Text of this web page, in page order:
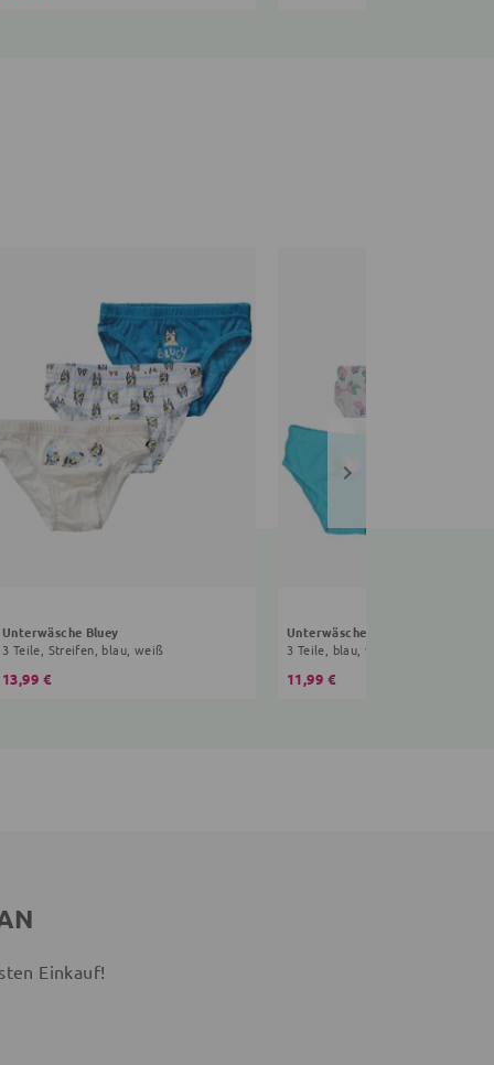
Unterwäsche Bluey
3 Teile, Streifen, blau, weiß
13,99 €
Unterwäsche Peppa Wutz
3 Teile, blau, weiß
11,99 €
Einkauf!